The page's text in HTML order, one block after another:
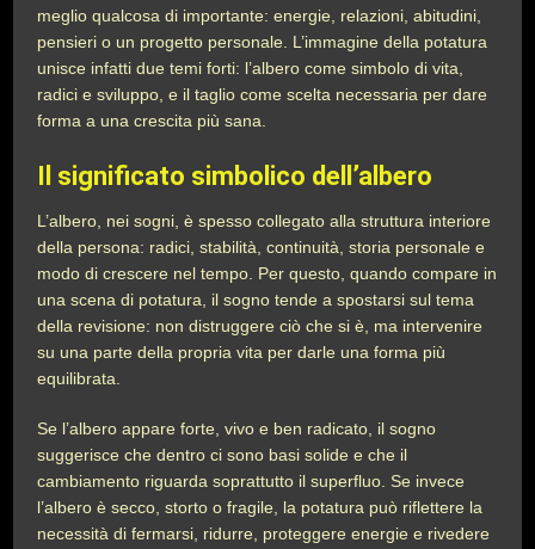
meglio qualcosa di importante: energie, relazioni, abitudini,
pensieri o un progetto personale. L’immagine della potatura
unisce infatti due temi forti: l’albero come simbolo di vita,
radici e sviluppo, e il taglio come scelta necessaria per dare
forma a una crescita più sana.
Il significato simbolico dell’albero
L’albero, nei sogni, è spesso collegato alla struttura interiore
della persona: radici, stabilità, continuità, storia personale e
modo di crescere nel tempo. Per questo, quando compare in
una scena di potatura, il sogno tende a spostarsi sul tema
della revisione: non distruggere ciò che si è, ma intervenire
su una parte della propria vita per darle una forma più
equilibrata.
Se l’albero appare forte, vivo e ben radicato, il sogno
suggerisce che dentro ci sono basi solide e che il
cambiamento riguarda soprattutto il superfluo. Se invece
l’albero è secco, storto o fragile, la potatura può riflettere la
necessità di fermarsi, ridurre, proteggere energie e rivedere